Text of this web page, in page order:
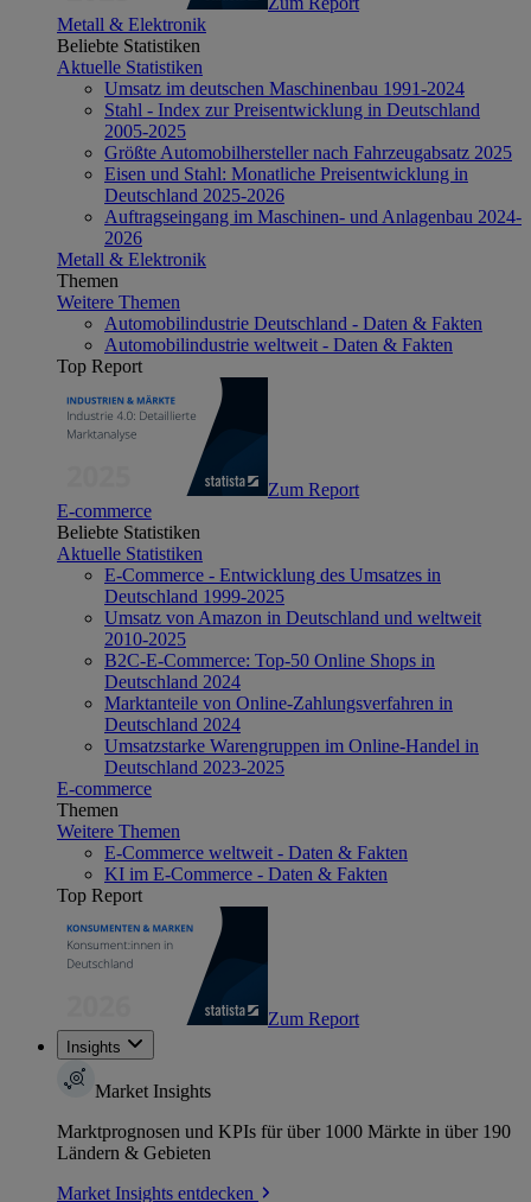
Metall & Elektronik
Beliebte Statistiken
Aktuelle Statistiken
Umsatz im deutschen Maschinenbau 1991-2024
Stahl - Index zur Preisentwicklung in Deutschland
2005-2025
Größte Automobilhersteller nach Fahrzeugabsatz 2025
Eisen und Stahl: Monatliche Preisentwicklung in
Deutschland 2025-2026
Auftragseingang im Maschinen- und Anlagenbau 2024-
2026
Metall & Elektronik
Themen
Weitere Themen
Automobilindustrie Deutschland - Daten & Fakten
Automobilindustrie weltweit - Daten & Fakten
Top Report
Zum Report
E-commerce
Beliebte Statistiken
Aktuelle Statistiken
E-Commerce - Entwicklung des Umsatzes in
Deutschland 1999-2025
Umsatz von Amazon in Deutschland und weltweit
2010-2025
B2C-E-Commerce: Top-50 Online Shops in
Deutschland 2024
Marktanteile von Online-Zahlungsverfahren in
Deutschland 2024
Umsatzstarke Warengruppen im Online-Handel in
Deutschland 2023-2025
E-commerce
Themen
Weitere Themen
E-Commerce weltweit - Daten & Fakten
KI im E-Commerce - Daten & Fakten
Top Report
Zum Report
Insights
Market Insights
Marktprognosen und KPIs für über 1000 Märkte in über 190
Ländern & Gebieten
Market Insights entdecken